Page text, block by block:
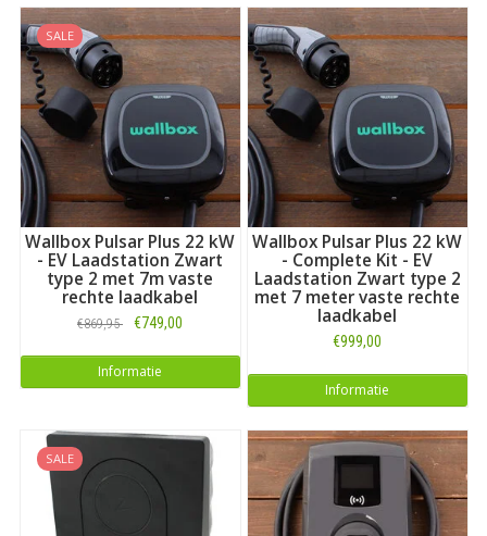
SALE
Wallbox Pulsar Plus 22 kW
- EV Laadstation Zwart
type 2 met 7m vaste
rechte laadkabel
€869,95 €749,00
Informatie
Wallbox Pulsar Plus 22 kW
- Complete Kit - EV
Laadstation Zwart type 2
met 7 meter vaste rechte
laadkabel
€999,00
Informatie
SALE